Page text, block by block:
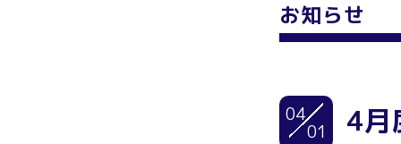
お知らせ
04
01 4月